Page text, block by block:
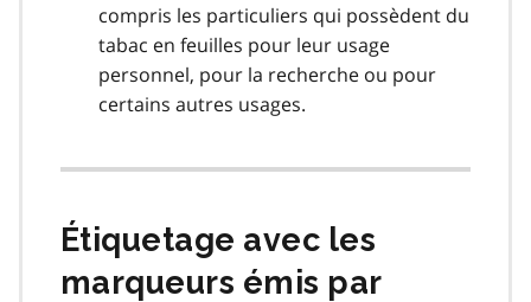
compris les particuliers qui possèdent du
tabac en feuilles pour leur usage
personnel, pour la recherche ou pour
certains autres usages.
Étiquetage avec les
marqueurs émis par